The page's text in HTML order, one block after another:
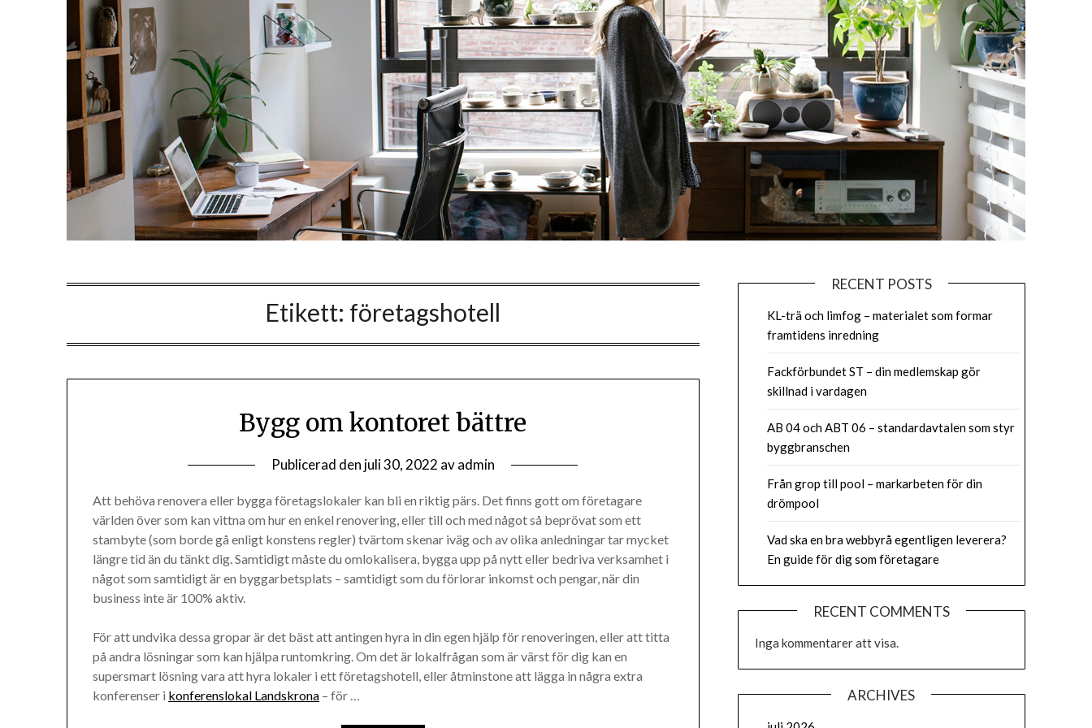
Etikett: företagshotell
Bygg om kontoret bättre
Publicerad den juli 30, 2022 avadmin
Att behöva renovera eller bygga företagslokaler kan bli en riktig pärs. Det finns gott om företagare
världen över som kan vittna om hur en enkel renovering, eller till och med något så beprövat som ett
stambyte (som borde gå enligt konstens regler) tvärtom skenar iväg och av olika anledningar tar mycket
längre tid än du tänkt dig. Samtidigt måste du omlokalisera, bygga upp på nytt eller bedriva verksamhet i
något som samtidigt är en byggarbetsplats – samtidigt som du förlorar inkomst och pengar, när din
business inte är 100% aktiv.
För att undvika dessa gropar är det bäst att antingen hyra in din egen hjälp för renoveringen, eller att titta
på andra lösningar som kan hjälpa runtomkring. Om det är lokalfrågan som är värst för dig kan en
supersmart lösning vara att hyra lokaler i ett företagshotell, eller åtminstone att lägga in några extra
konferenser i konferenslokal Landskrona – för …
RECENT POSTS
KL-trä och limfog – materialet som formar
framtidens inredning
Fackförbundet ST – din medlemskap gör
skillnad i vardagen
AB 04 och ABT 06 – standardavtalen som styr
byggbranschen
Från grop till pool – markarbeten för din
drömpool
Vad ska en bra webbyrå egentligen leverera?
En guide för dig som företagare
RECENT COMMENTS
Inga kommentarer att visa.
ARCHIVES